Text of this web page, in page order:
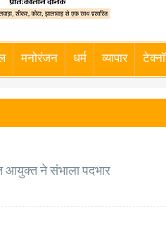
मनोरंजन धर्म व्यापार
आयुक्त ने संभाला पदभार